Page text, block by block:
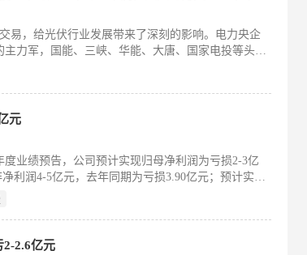
易，给光伏行业发展带来了深刻的影响。电力央企
力军，国能、三峡、华能、大唐、国家电投等头部
元
度业绩预告，公司预计实现归母净利润为亏损2-3亿
利润4-5亿元，去年同期为亏损3.90亿元；预计实现
2-2.6亿元